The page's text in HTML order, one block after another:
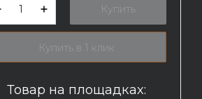
Купить
Купить в 1 клик
Товар на площадках: